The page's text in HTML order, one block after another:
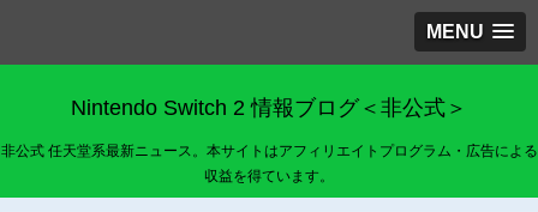
MENU
Nintendo Switch 2 情報ブログ＜非公式＞
非公式 任天堂系最新ニュース。本サイトはアフィリエイトプログラム・広告による
収益を得ています。